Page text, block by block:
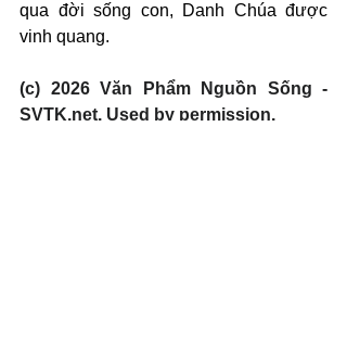
qua đời sống con, Danh Chúa được
vinh quang.
(c) 2026 Văn Phẩm Nguồn Sống -
SVTK.net. Used by permission.